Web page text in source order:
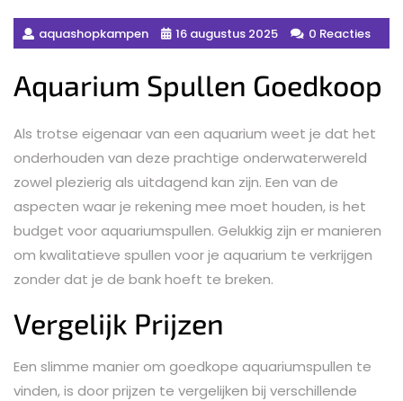
aquashopkampen 16 augustus 2025 0 Reacties
Aquarium Spullen Goedkoop
Als trotse eigenaar van een aquarium weet je dat het
onderhouden van deze prachtige onderwaterwereld
zowel plezierig als uitdagend kan zijn. Een van de
aspecten waar je rekening mee moet houden, is het
budget voor aquariumspullen. Gelukkig zijn er manieren
om kwalitatieve spullen voor je aquarium te verkrijgen
zonder dat je de bank hoeft te breken.
Vergelijk Prijzen
Een slimme manier om goedkope aquariumspullen te
vinden, is door prijzen te vergelijken bij verschillende